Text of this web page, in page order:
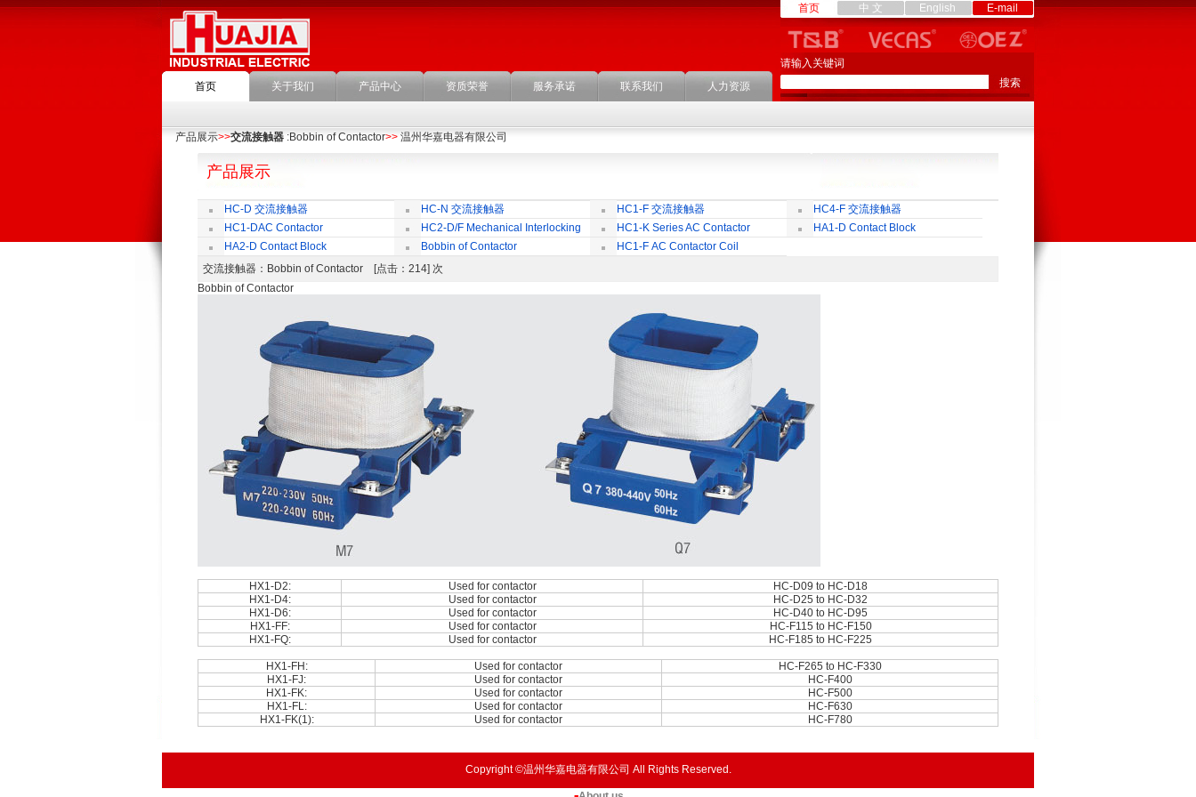
首页 关于我们 产品中心 资质荣誉 服务承诺 联系我们 人力资源
首页 中 文 English E-mail
请输入关键词
产品展示>>交流接触器 :Bobbin of Contactor>> 温州华嘉电器有限公司
产品展示
HC-D 交流接触器 HC-N 交流接触器 HC1-F 交流接触器
HC4-F 交流接触器
HC1-DAC Contactor
HC2-D/F Mechanical Interlocking HC1-K Series AC Contactor
HA1-D Contact Block
HA2-D Contact Block
Bobbin of Contactor
HC1-F AC Contactor Coil
交流接触器 ：Bobbin of Contactor [点击：214] 次
Bobbin of Contactor
HX1-D2: Used for contactor
HC-D09 to HC-D18
HX1-D4:
Used for contactor
HC-D25 to HC-D32
HX1-D6:
Used for contactor
HC-D40 to HC-D95
HX1-FF:
Used for contactor
HC-F115 to HC-F150
HX1-FQ:
Used for contactor HC-F185 to HC-F225
HX1-FH: Used for contactor
HC-F265 to HC-F330
HX1-FJ:
Used for contactor
HC-F400
HX1-FK:
Used for contactor
HC-F500
HX1-FL:
Used for contactor
HC-F630
HX1-FK(1):
Used for contactor HC-F780
Copyright ©温州华嘉电器有限公司 All Rights Reserved.